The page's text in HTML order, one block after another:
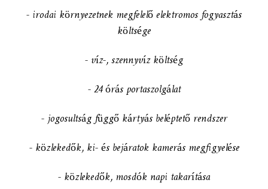
- irodai környezetnek megfelelő elektromos fogyasztás
költsége
- víz-, szennyvíz költség
- 24 órás portaszolgálat
- jogosultság függő kártyás beléptető rendszer
- közlekedők, ki- és bejáratok kamerás megfigyelése
- közlekedők, mosdók napi takarítása